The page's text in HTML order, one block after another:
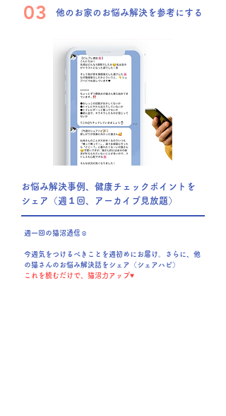
他のお家のお悩み解決を参考にする
03
お悩み解決事例、健康チェックポイントを
シェア（週１回、アーカイブ見放題）
週一回の猫沼通信☺
​今週気をつけるべきこと ​を週初めにお届け。さらに、他
の猫さんのお悩み解決話をシェア（シェアハピ）
これを読むだけで、猫沼力アップ♥